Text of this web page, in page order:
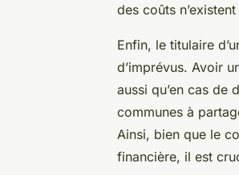
des coûts
Enfin, le titulaire
d’imprévus. Avoir
aussi qu’en cas de
communes à
Ainsi, bien que le
financière, il est